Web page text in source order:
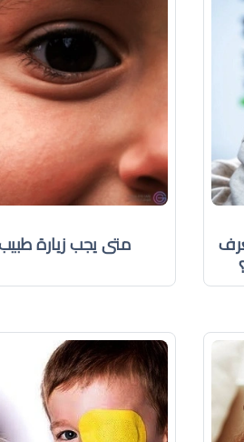
متى يجب زيارة